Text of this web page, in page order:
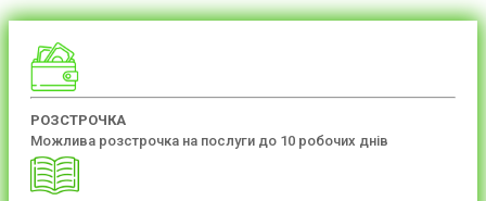
РОЗСТРОЧКА
Можлива розстрочка на послуги до 10 робочих днів